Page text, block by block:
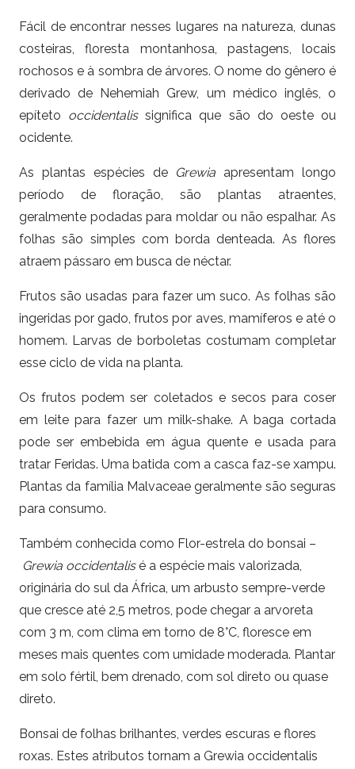
Fácil de encontrar nesses lugares na natureza, dunas
costeiras, floresta montanhosa, pastagens, locais
rochosos e à sombra de árvores. O nome do gênero é
derivado de Nehemiah Grew, um médico inglês, o
epíteto occidentalissignifica que são do oeste ou
ocidente.
As plantas espécies de Grewia apresentam longo
período de floração, são plantas atraentes,
geralmente podadas para moldar ou não espalhar. As
folhas são simples com borda denteada. As flores
atraem pássaro em busca de néctar.
Frutos são usadas para fazer um suco. As folhas são
ingeridas por gado, frutos por aves, mamíferos e até o
homem. Larvas de borboletas costumam completar
esse ciclo de vida na planta.
Os frutos podem ser coletados e secos para coser
em leite para fazer um milk-shake. A baga cortada
pode ser embebida em água quente e usada para
tratar Feridas. Uma batida com a casca faz-se xampu.
Plantas da família Malvaceae geralmente são seguras
para consumo.
Também conhecida como Flor-estrela do bonsai –
Grewia occidentalisé a espécie mais valorizada,
originária do sul da África, um arbusto sempre-verde
que cresce até 2,5 metros, pode chegar a arvoreta
com 3 m, com clima em torno de 8°C, floresce em
meses mais quentes com umidade moderada. Plantar
em solo fértil, bem drenado, com sol direto ou quase
direto.
Bonsai de folhas brilhantes, verdes escuras e flores
roxas. Estes atributos tornam a Grewia occidentalis